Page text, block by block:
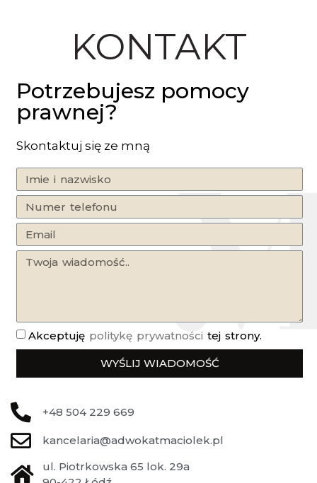
KONTAKT
Potrzebujesz pomocy
prawnej?
Skontaktuj się ze mną
Akceptuję politykę prywatności tej strony.
WYŚLIJ WIADOMOŚĆ
+48 504 229 669
kancelaria@adwokatmaciolek.pl
ul. Piotrkowska 65 lok. 29a